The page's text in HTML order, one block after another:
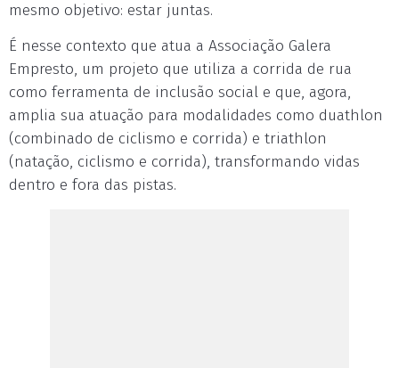
mesmo objetivo: estar juntas.
É nesse contexto que atua a Associação Galera
Empresto, um projeto que utiliza a corrida de rua
como ferramenta de inclusão social e que, agora,
amplia sua atuação para modalidades como duathlon
(combinado de ciclismo e corrida) e triathlon
(natação, ciclismo e corrida), transformando vidas
dentro e fora das pistas.